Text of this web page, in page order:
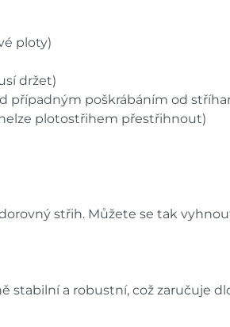
ploty)
držet)
případným poškrábáním od
plotostřihem přestřihnout)
střih. Můžete se tak
stabilní a robustní, což zaručuje